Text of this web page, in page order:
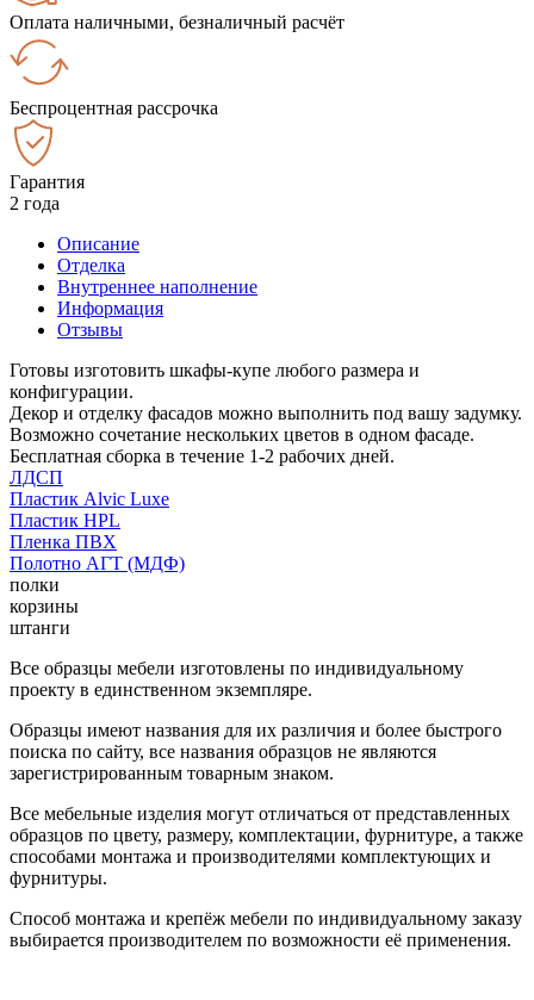
Оплата наличными, безналичный расчёт
Беспроцентная рассрочка
Гарантия
2 года
Описание
Отделка
Внутреннее наполнение
Информация
Отзывы
Готовы изготовить шкафы-купе любого размера и
конфигурации.
Декор и отделку фасадов можно выполнить под вашу задумку.
Возможно сочетание нескольких цветов в одном фасаде.
Бесплатная сборка в течение 1-2 рабочих дней.
ЛДСП
Пластик Alvic Luxe
Пластик HPL
Пленка ПВХ
Полотно АГТ (МДФ)
полки
корзины
штанги
Все образцы мебели изготовлены по индивидуальному
проекту в единственном экземпляре.
Образцы имеют названия для их различия и более быстрого
поиска по сайту, все названия образцов не являются
зарегистрированным товарным знаком.
Все мебельные изделия могут отличаться от представленных
образцов по цвету, размеру, комплектации, фурнитуре, а также
способами монтажа и производителями комплектующих и
фурнитуры.
Способ монтажа и крепёж мебели по индивидуальному заказу
выбирается производителем по возможности её применения.